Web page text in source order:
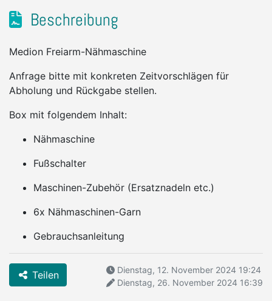
Beschreibung
Medion Freiarm-Nähmaschine
Anfrage bitte mit konkreten Zeitvorschlägen für
Abholung und Rückgabe stellen.
Box mit folgendem Inhalt:
Nähmaschine
Fußschalter
Maschinen-Zubehör (Ersatznadeln etc.)
6x Nähmaschinen-Garn
Gebrauchsanleitung
Teilen
Dienstag, 12. November 2024 19:24
Dienstag, 26. November 2024 16:39